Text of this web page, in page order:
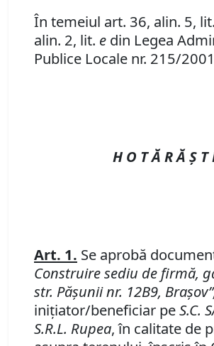
În temeiul art. 36, alin. 5, lit.
alin. 2, lit. e din Legea
Publice Locale nr. 215/
H O T Ă R Ă Ş T
Art. 1. Se aprobă
Construire sediu de firmă,
str. Păşunii nr. 12B9,
iniţiator/beneficiar peS.C.
S.R.L. Rupea, în calitate de